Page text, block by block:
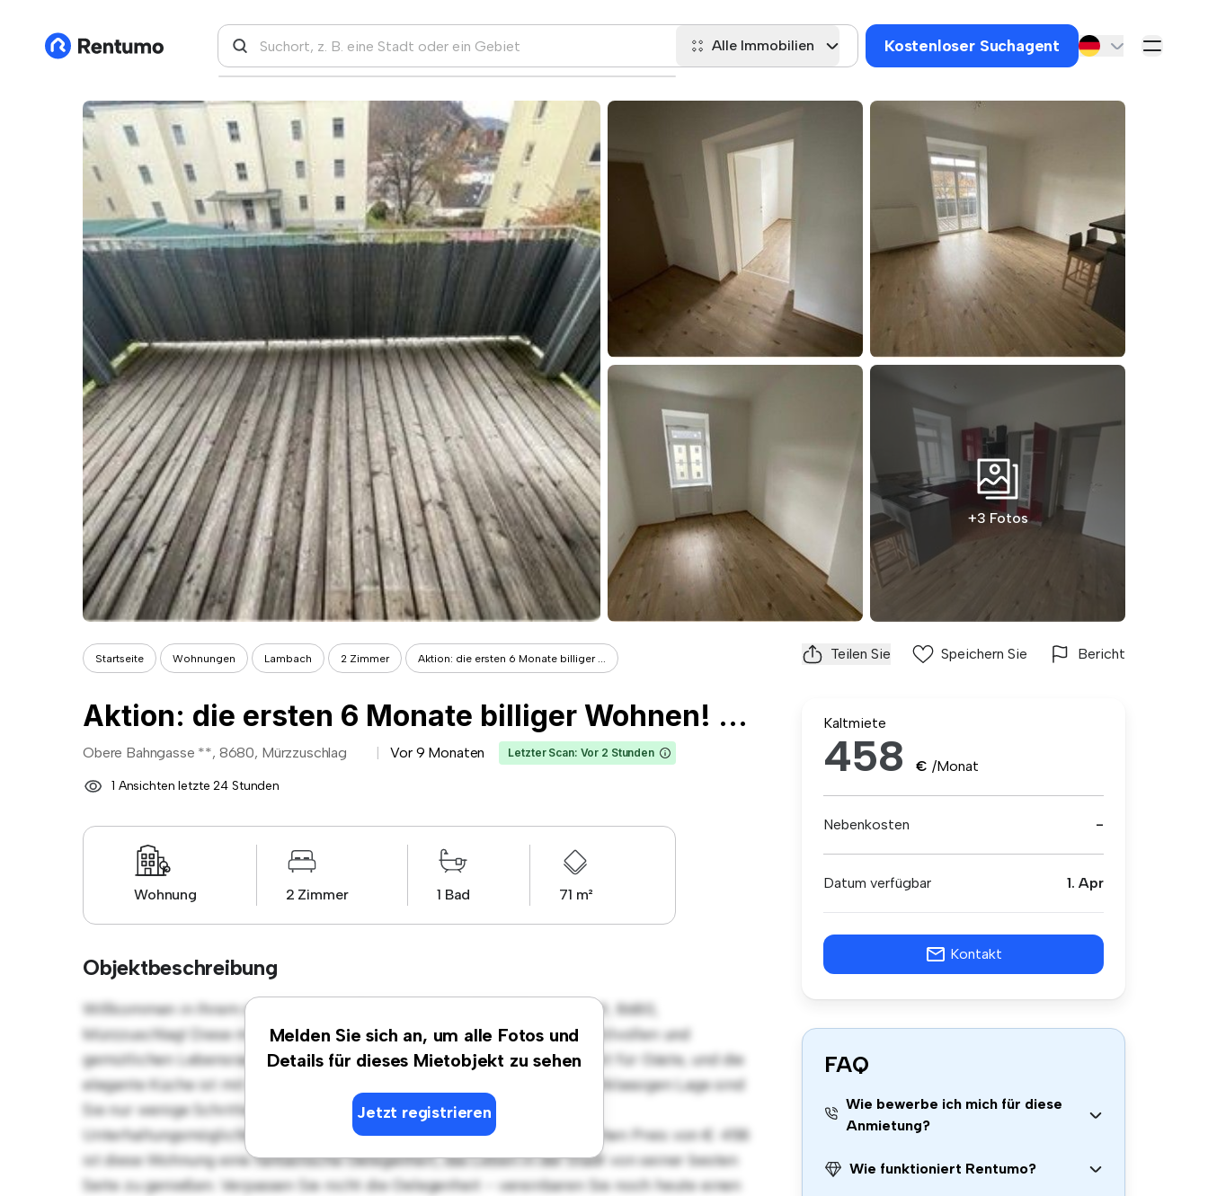
Alle Immobilien Kostenloser Suchagent
+3 Fotos
Startseite Wohnungen Lambach 2 Zimmer Aktion: die ersten 6 Monate billiger ... Teilen Sie Speichern Sie Bericht
Aktion: die ersten 6 Monate billiger Wohnen! Mürzzuschlag- Geräumige 2-Zimmer Wohnung
Obere Bahngasse **, 8680, Mürzzuschlag Vor 9 Monaten Letzter Scan: Vor 2 Stunden
1 Ansichten letzte 24 Stunden
Wohnung 2 Zimmer 1 Bad 71 m²
Objektbeschreibung
Melden Sie sich an, um alle Fotos und
Details für dieses Mietobjekt zu sehen
Jetzt registrieren
Willkommen in Ihrem neuen urbanen Rückzugsort in Obere Bahngasse 9, 8680,
Mürzzuschlag! Diese moderne 2 Schlafzimmer-Wohnung bietet einen stilvollen und
gemütlichen Lebensraum. Die offene Raumaufteilung eignet sich perfekt für Gäste, und die
elegante Küche ist mit erstklassigen Geräten ausgestattet. Dank der erstklassigen Lage sind
Sie nur wenige Schritte von den besten Restaurants, Geschäften und
Unterhaltungsmöglichkeiten der Stadt entfernt. Mit einem erschwinglichen Preis von € 458
ist diese Wohnung eine fantastische Gelegenheit, das Leben in der Stadt von seiner besten
Seite zu genießen. Verpassen Sie nicht die Gelegenheit - vereinbaren Sie noch heute einen
Kaltmiete
458 € /Monat
Nebenkosten -
Datum verfügbar 1. Apr
Kontakt
FAQ
Wie bewerbe ich mich für diese
Anmietung?
Wie funktioniert Rentumo?